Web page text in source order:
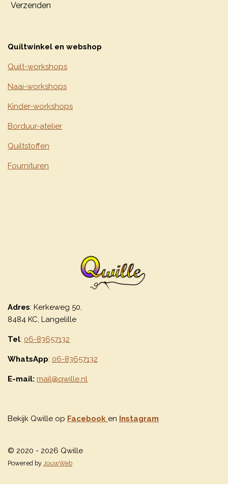
Verzenden
Quiltwinkel en webshop
Quilt-workshops
Naai-workshops
Kinder-workshops
Borduur-atelier
Quiltstoffen
Fournituren
Adres: Kerkeweg 50,
8484 KC, Langelille
Tel: 06-83657132
WhatsApp: 06-83657132
E-mail: mail@qwille.nl
Bekijk Qwille op Facebook en Instagram
© 2020 - 2026 Qwille
Powered by JouwWeb